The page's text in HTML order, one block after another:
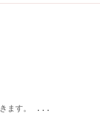
きます。 ...